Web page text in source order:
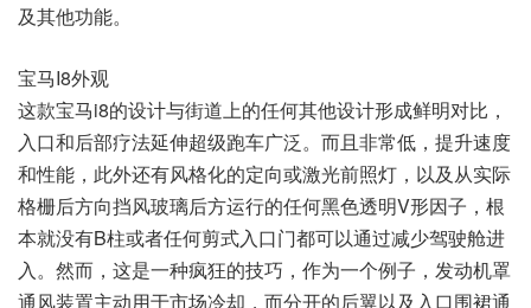
及其他功能。
宝马I8外观
这款宝马i8的设计与街道上的任何其他设计形成鲜明对比，
入口和后部疗法延伸超级跑车广泛。而且非常低，提升速度
和性能，此外还有风格化的定向或激光前照灯，以及从实际
格栅后方向挡风玻璃后方运行的任何黑色透明V形因子，根
本就没有B柱或者任何剪式入口门都可以通过减少驾驶舱进
入。然而，这是一种疯狂的技巧，作为一个例子，发动机罩
通风装置主动用于市场冷却，而分开的后翼以及入口围裙通